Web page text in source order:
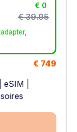
€ 0
€ 39.95
€ 749
eSIM